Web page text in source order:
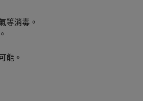
等消毒。
能。